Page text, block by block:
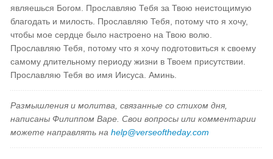
являешься Богом. Прославляю Тебя за Твою неистощимую
благодать и милость. Прославляю Тебя, потому что я хочу,
чтобы мое сердце было настроено на Твою волю.
Прославляю Тебя, потому что я хочу подготовиться к своему
самому длительному периоду жизни в Твоем присутствии.
Прославляю Тебя во имя Иисуса. Аминь.
Размышления и молитва, связанные со стихом дня,
написаны Филиппом Варе. Свои вопросы или комментарии
можете направлять наhelp@verseoftheday.com